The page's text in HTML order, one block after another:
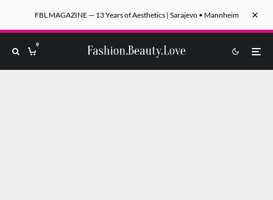
FBL MAGAZINE — 13 Years of Aesthetics | Sarajevo • Mannheim
0